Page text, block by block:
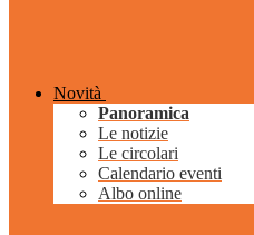
Novità
Panoramica
Le notizie
Le circolari
Calendario eventi
Albo online